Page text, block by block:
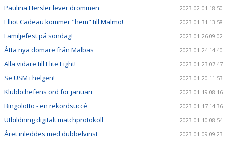
Paulina Hersler lever drömmen 2023-02-01 18:50
Elliot Cadeau kommer "hem" till Malmö! 2023-01-31 13:58
Familjefest på söndag! 2023-01-26 09:02
Åtta nya domare från Malbas 2023-01-24 14:40
Alla vidare till Elite Eight! 2023-01-23 07:47
Se USM i helgen! 2023-01-20 11:53
Klubbchefens ord för januari 2023-01-19 08:16
Bingolotto - en rekordsuccé 2023-01-17 14:36
Utbildning digitalt matchprotokoll 2023-01-10 08:54
Året inleddes med dubbelvinst 2023-01-09 09:23